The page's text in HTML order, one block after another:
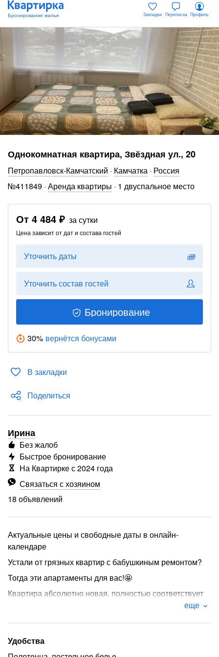
Закладки Переписка Профиль
Однокомнатная квартира, Звёздная ул., 20
Петропавловск-Камчатский · Камчатка · Россия
№411849 · Аренда квартиры · 1 двуспальное место
От 4 484 ₽ за сутки
Цена зависит от дат и состава гостей
Уточнить даты
Уточнить состав гостей
Бронирование
30% вернётся бонусами
В закладки
Поделиться
Ирина
Связаться с хозяином
18 объявлений
Без жалоб
Быстрое бронирование
На Квартирке с 2024 года
️Актуальные цены и свободные даты в онлайн-
календаре️
Устали от грязных квартир с бабушкиным ремонтом?
Тогда эти апартаменты для вас!🤩
Квартира абсолютно новая, полностью соответствует
Вы будите чувствовать себя как дома, ведь для этого
* Вечер можно провести за просмотром фильма:
еще
Удобства